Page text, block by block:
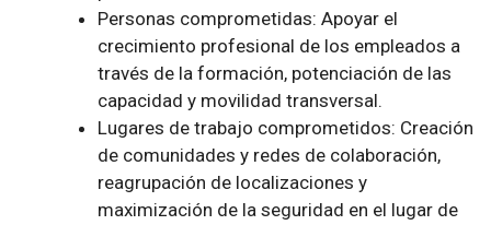
Personas comprometidas: Apoyar el
crecimiento profesional de los empleados a
través de la formación, potenciación de las
capacidad y movilidad transversal.
Lugares de trabajo comprometidos: Creación
de comunidades y redes de colaboración,
reagrupación de localizaciones y
maximización de la seguridad en el lugar de